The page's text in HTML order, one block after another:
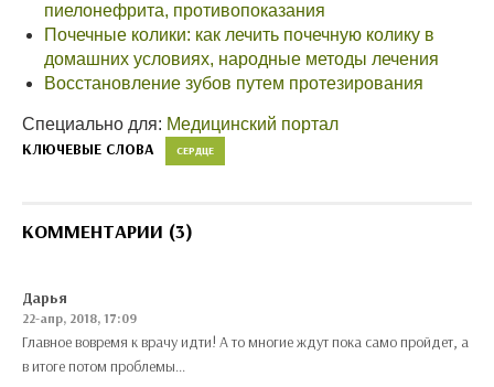
пиелонефрита, противопоказания
Почечные колики: как лечить почечную колику в
домашних условиях, народные методы лечения
Восстановление зубов путем протезирования
Специально для: Медицинский портал
КЛЮЧЕВЫЕ СЛОВА СЕРДЦЕ
КОММЕНТАРИИ (3)
Дарья
22-апр, 2018, 17:09
Главное вовремя к врачу идти! А то многие ждут пока само пройдет, а
в итоге потом проблемы...